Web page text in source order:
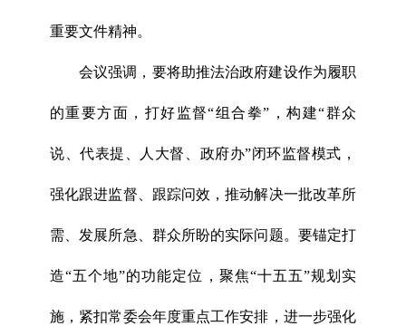
重要文件精神。
会议强调，要将助推法治政府建设作为履职
的重要方面，打好监督“组合拳”，构建“群众
说、代表提、人大督、政府办”闭环监督模式，
强化跟进监督、跟踪问效，推动解决一批改革所
需、发展所急、群众所盼的实际问题。要锚定打
造“五个地”的功能定位，聚焦“十五五”规划实
施，紧扣常委会年度重点工作安排，进一步强化